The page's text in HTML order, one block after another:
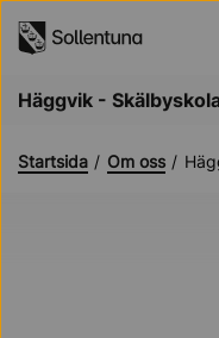
Häggvik -
Startsida Om oss